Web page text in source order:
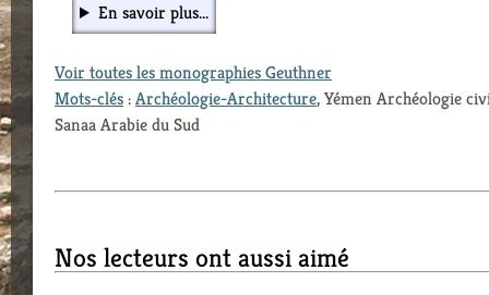
En savoir plus...
Voir toutes les monographies Geuthner
Mots-clés:Archéologie-Architecture, Yémen Archéologie
Sanaa Arabie du Sud
Nos lecteurs ont aussi aimé